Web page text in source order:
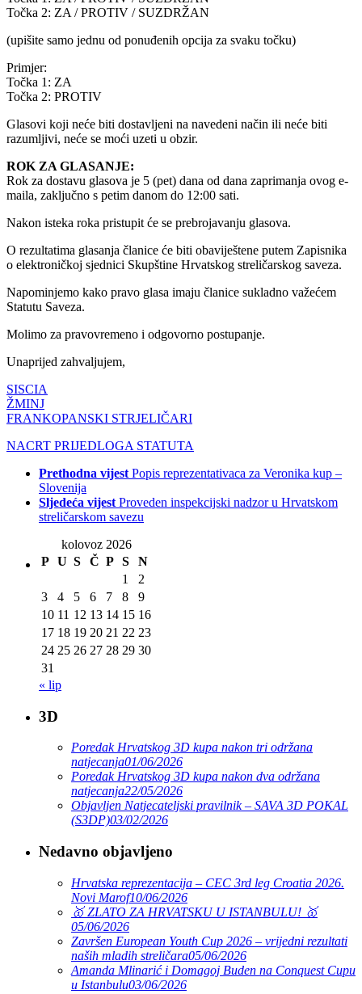
Točka 2: ZA / PROTIV / SUZDRŽAN
(upišite samo jednu od ponuđenih opcija za svaku točku)
Primjer:
Točka 1: ZA
Točka 2: PROTIV
Glasovi koji neće biti dostavljeni na navedeni način ili neće biti
razumljivi, neće se moći uzeti u obzir.
ROK ZA GLASANJE:
Rok za dostavu glasova je 5 (pet) dana od dana zaprimanja ovog e-
maila, zaključno s petim danom do 12:00 sati.
Nakon isteka roka pristupit će se prebrojavanju glasova.
O rezultatima glasanja članice će biti obaviještene putem Zapisnika
o elektroničkoj sjednici Skupštine Hrvatskog streličarskog saveza.
Napominjemo kako pravo glasa imaju članice sukladno važećem
Statutu Saveza.
Molimo za pravovremeno i odgovorno postupanje.
Unaprijed zahvaljujem,
SISCIA
ŽMINJ
FRANKOPANSKI STRJELIČARI
NACRT PRIJEDLOGA STATUTA
Prethodna vijest Popis reprezentativaca za Veronika kup –
Slovenija
Sljedeća vijest Proveden inspekcijski nadzor u Hrvatskom
streličarskom savezu
kolovoz 2026
P U S Č P S
N
1
2
3
4 5 6 7 8
9
10 11 12 13 14 15 16
17 18 19 20 21 22 23
24 25 26 27 28 29 30
31
« lip
3D
Poredak Hrvatskog 3D kupa nakon tri održana
natjecanja01/06/2026
Poredak Hrvatskog 3D kupa nakon dva održana
natjecanja22/05/2026
Objavljen Natjecateljski pravilnik – SAVA 3D POKAL
(S3DP)03/02/2026
Nedavno objavljeno
Hrvatska reprezentacija – CEC 3rd leg Croatia 2026.
Novi Marof10/06/2026
🥇 ZLATO ZA HRVATSKU U ISTANBULU! 🥇
05/06/2026
Završen European Youth Cup 2026 – vrijedni rezultati
naših mladih streličara05/06/2026
Amanda Mlinarić i Domagoj Buden na Conquest Cupu
u Istanbulu03/06/2026